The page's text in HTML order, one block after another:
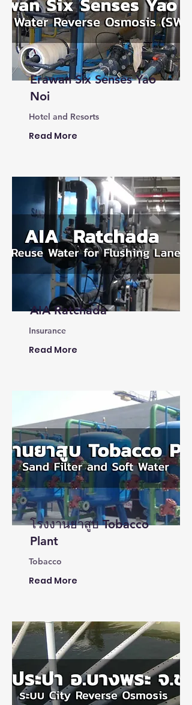
Erawan Six Senses Yao
Noi
Hotel and Resorts
Read More
AIA Ratchada
Insurance
Read More
โรงงานยาสูบ Tobacco
Plant
Tobacco
Read More